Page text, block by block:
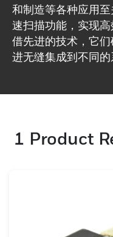
和制造等各种应用
速扫描功能，实现
借先进的技术，它
进无缝集成到不同
1 Product